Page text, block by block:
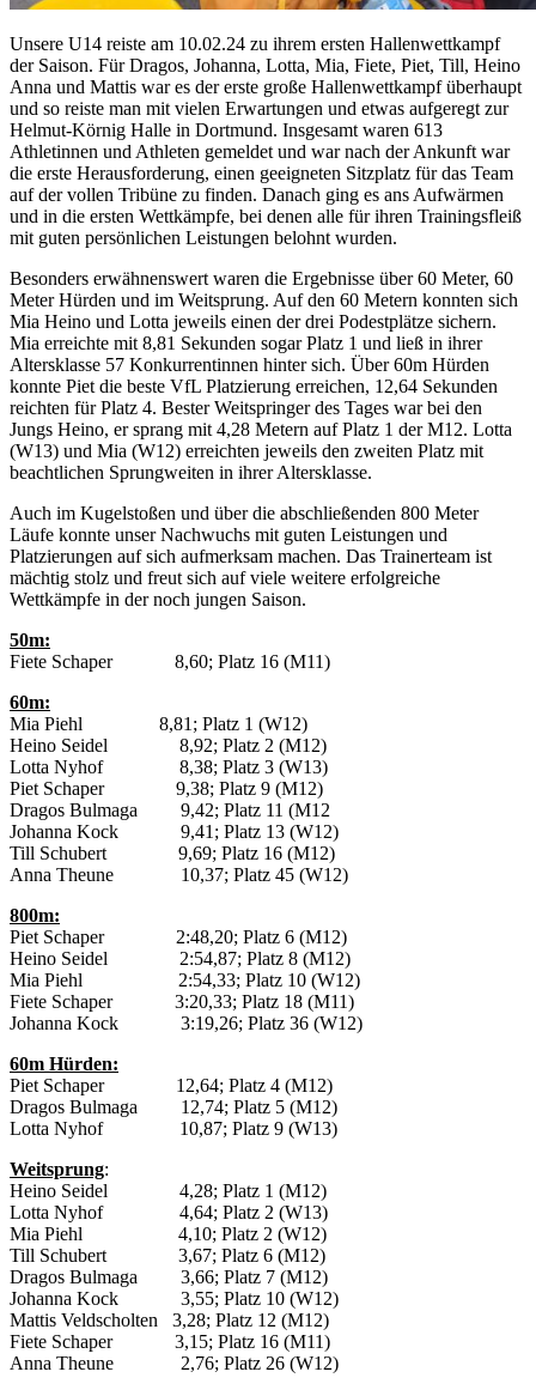
Unsere U14 reiste am 10.02.24 zu ihrem ersten Hallenwettkampf
der Saison. Für Dragos, Johanna, Lotta, Mia, Fiete, Piet, Till, Heino
Anna und Mattis war es der erste große Hallenwettkampf überhaupt
und so reiste man mit vielen Erwartungen und etwas aufgeregt zur
Helmut-Körnig Halle in Dortmund. Insgesamt waren 613
Athletinnen und Athleten gemeldet und war nach der Ankunft war
die erste Herausforderung, einen geeigneten Sitzplatz für das Team
auf der vollen Tribüne zu finden. Danach ging es ans Aufwärmen
und in die ersten Wettkämpfe, bei denen alle für ihren Trainingsfleiß
mit guten persönlichen Leistungen belohnt wurden.
Besonders erwähnenswert waren die Ergebnisse über 60 Meter, 60
Meter Hürden und im Weitsprung. Auf den 60 Metern konnten sich
Mia Heino und Lotta jeweils einen der drei Podestplätze sichern.
Mia erreichte mit 8,81 Sekunden sogar Platz 1 und ließ in ihrer
Altersklasse 57 Konkurrentinnen hinter sich. Über 60m Hürden
konnte Piet die beste VfL Platzierung erreichen, 12,64 Sekunden
reichten für Platz 4. Bester Weitspringer des Tages war bei den
Jungs Heino, er sprang mit 4,28 Metern auf Platz 1 der M12. Lotta
(W13) und Mia (W12) erreichten jeweils den zweiten Platz mit
beachtlichen Sprungweiten in ihrer Altersklasse.
Auch im Kugelstoßen und über die abschließenden 800 Meter
Läufe konnte unser Nachwuchs mit guten Leistungen und
Platzierungen auf sich aufmerksam machen. Das Trainerteam ist
mächtig stolz und freut sich auf viele weitere erfolgreiche
Wettkämpfe in der noch jungen Saison.
50m:
Fiete Schaper 8,60; Platz 16 (M11)
60m:
Mia Piehl 8,81; Platz 1 (W12)
Heino Seidel 8,92; Platz 2 (M12)
Lotta Nyhof 8,38; Platz 3 (W13)
Piet Schaper 9,38; Platz 9 (M12)
Dragos Bulmaga 9,42; Platz 11 (M12
Johanna Kock 9,41; Platz 13 (W12)
Till Schubert 9,69; Platz 16 (M12)
Anna Theune 10,37; Platz 45 (W12)
800m:
Piet Schaper 2:48,20; Platz 6 (M12)
Heino Seidel 2:54,87; Platz 8 (M12)
Mia Piehl 2:54,33; Platz 10 (W12)
Fiete Schaper 3:20,33; Platz 18 (M11)
Johanna Kock 3:19,26; Platz 36 (W12)
60m Hürden:
Piet Schaper 12,64; Platz 4 (M12)
Dragos Bulmaga 12,74; Platz 5 (M12)
Lotta Nyhof 10,87; Platz 9 (W13)
Weitsprung:
Heino Seidel 4,28; Platz 1 (M12)
Lotta Nyhof 4,64; Platz 2 (W13)
Mia Piehl 4,10; Platz 2 (W12)
Till Schubert 3,67; Platz 6 (M12)
Dragos Bulmaga 3,66; Platz 7 (M12)
Johanna Kock 3,55; Platz 10 (W12)
Mattis Veldscholten 3,28; Platz 12 (M12)
Fiete Schaper 3,15; Platz 16 (M11)
Anna Theune 2,76; Platz 26 (W12)